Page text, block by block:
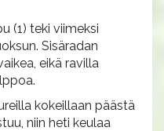
(1) teki viimeksi
Sisäradan
eikä ravilla
kokeillaan päästä
niin heti keulaa